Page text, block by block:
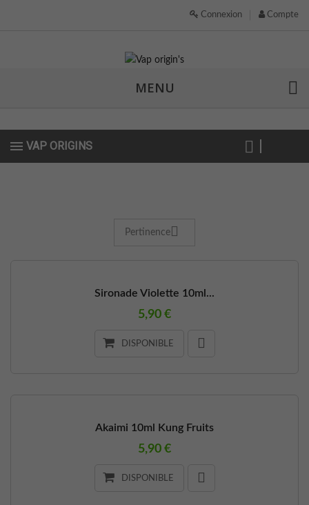
Compte
Connexion
MENU
VAP ORIGINS
Pertinence
Sironade Violette 10ml...
5,90 €
DISPONIBLE
Akaimi 10ml Kung Fruits
5,90 €
DISPONIBLE